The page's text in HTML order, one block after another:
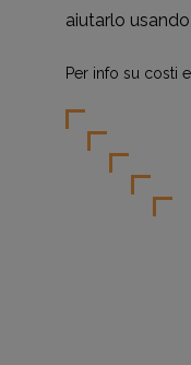
aiutarlo
Per info su costi